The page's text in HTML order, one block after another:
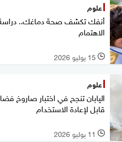
علوم
أنفك تكشف صحة دماغك.. دراسة
الاهتمام
l 15 يوليو 2026
علوم
اليابان تنجح في اختبار صاروخ
قابل لإعادة الاستخدام
l 11 يوليو 2026